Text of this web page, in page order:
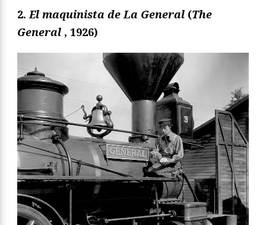
2. El maquinista de La General (The
General , 1926)